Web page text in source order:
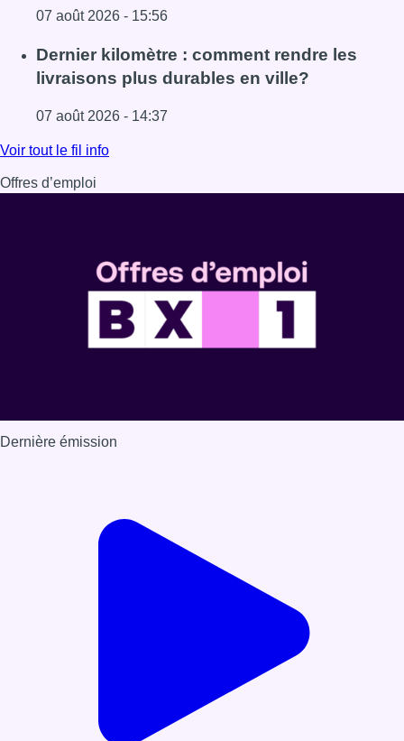
07 août 2026 - 15:56
Lire l'article Mémorial Van Damme: “From Ivo to
Dernier kilomètre : comment rendre les
livraisons plus durables en ville?
07 août 2026 - 14:37
Lire l'article Dernier kilomètre : comment rendre les
Voir tout le fil info
Offres d’emploi
Dernière émission